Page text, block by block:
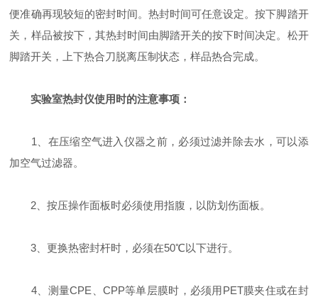
便准确再现较短的密封时间。热封时间可任意设定。按下脚踏开
关，样品被按下，其热封时间由脚踏开关的按下时间决定。松开
脚踏开关，上下热合刀脱离压制状态，样品热合完成。
实验室热封仪使用时的注意事项：
1、在压缩空气进入仪器之前，必须过滤并除去水，可以添
加空气过滤器。
2、按压操作面板时必须使用指腹，以防划伤面板。
3、更换热密封杆时，必须在50℃以下进行。
4、测量CPE、CPP等单层膜时，必须用PET膜夹住或在封